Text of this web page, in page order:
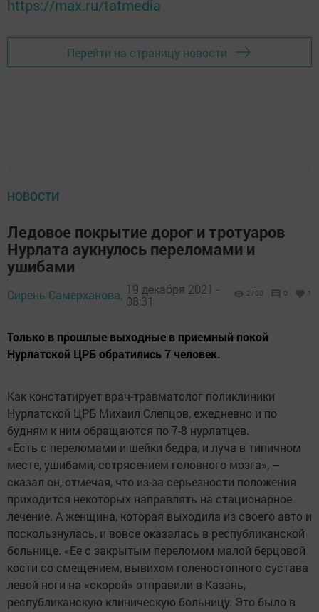
https://max.ru/tatmedia
Перейти на страницу новости
НОВОСТИ
Ледовое покрытие дорог и тротуаров
Нурлата аукнулось переломами и
ушибами
Сирень Самерханова, 19 декабря 2021 -
08:31
2700 0 1
Только в прошлые выходные в приемный покой
Нурлатской ЦРБ обратились 7 человек.
Как констатирует врач-травматолог поликлиники
Нурлатской ЦРБ Михаил Слепцов, ежедневно и по
будням к ним обращаются по 7-8 нурлатцев.
«Есть с переломами и шейки бедра, и луча в типичном
месте, ушибами, сотрясением головного мозга», –
сказал он, отмечая, что из-за серьезности положения
приходится некоторых направлять на стационарное
лечение. А женщина, которая выходила из своего авто и
поскользнулась, и вовсе оказалась в республиканской
больнице. «Ее с закрытым переломом малой берцовой
кости со смещением, вывихом голеностопного сустава
левой ноги на «скорой» отправили в Казань,
республиканскую клиническую больницу. Это было в